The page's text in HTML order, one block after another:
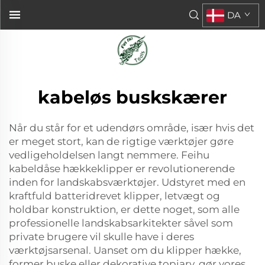
DA
kabeløs buskskærer
Når du står for et udendørs område, især hvis det
er meget stort, kan de rigtige værktøjer gøre
vedligeholdelsen langt nemmere. Feihu
kabeldåse hækkeklipper er revolutionerende
inden for landskabsværktøjer. Udstyret med en
kraftfuld batteridrevet klipper, letvægt og
holdbar konstruktion, er dette noget, som alle
professionelle landskabsarkitekter såvel som
private brugere vil skulle have i deres
værktøjsarsenal. Uanset om du klipper hække,